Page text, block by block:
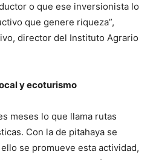
o que ese inversionista lo
que genere riqueza”,
director del Instituto Agrario
y ecoturismo
meses lo que llama rutas
Con la de pitahaya se
se promueve esta actividad,